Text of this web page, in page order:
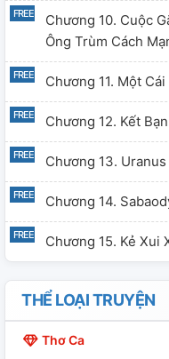
Chương 10. Cuộc
Ông Trùm Cách
Chương 11. Một
Chương 12. Kết
Chương 13. Uranus
Chương 14.
Chương 15. Kẻ Xui
THỂ LOẠI TRUYỆN
Thơ Ca